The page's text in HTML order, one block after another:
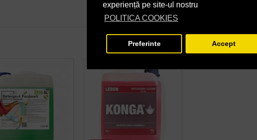
experiență pe site-ul nostru
POLITICA COOKIES
Preferinte Accept